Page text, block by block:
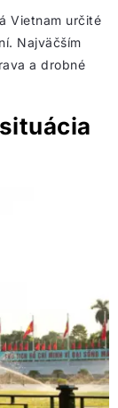
Vietnam určité
Najväčším
a drobné